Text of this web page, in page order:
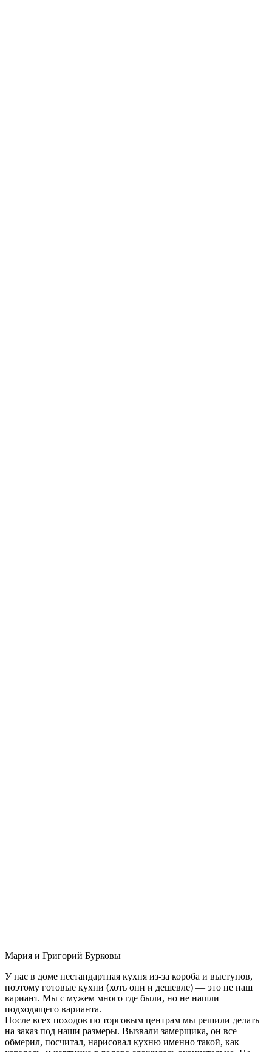
Мария и Григорий Бурковы
У нас в доме нестандартная кухня из-за короба и выступов,
поэтому готовые кухни (хоть они и дешевле) — это не наш
вариант. Мы с мужем много где были, но не нашли
подходящего варианта.
После всех походов по торговым центрам мы решили делать
на заказ под наши размеры. Вызвали замерщика, он все
обмерил, посчитал, нарисовал кухню именно такой, как